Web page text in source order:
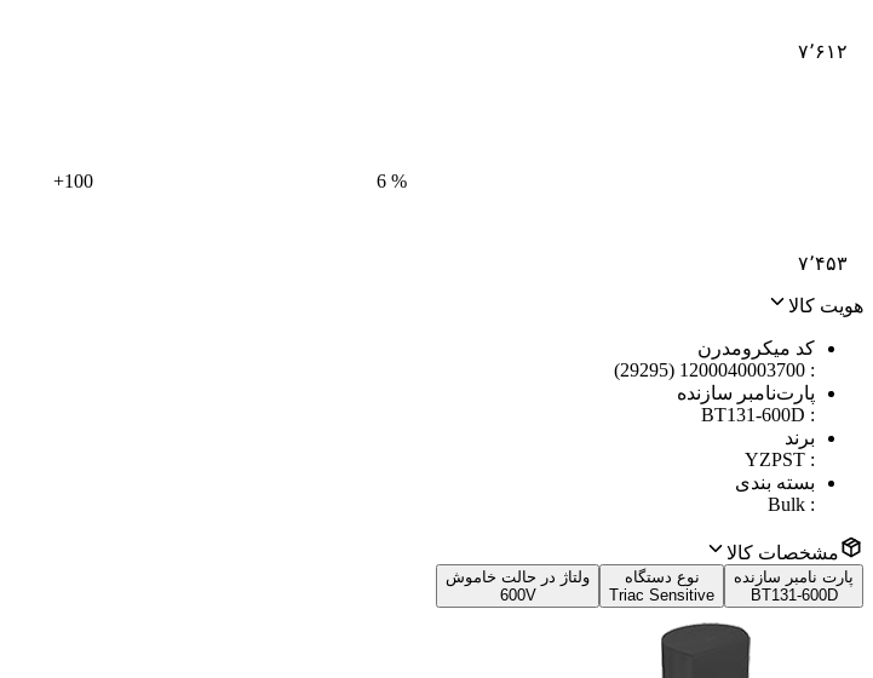
۷٬۶۱۲
۷٬۴۵۳
%
6
100
+
هویت کالا
کد میکرومدرن
:
1200040003700 (29295)
پارت‌نامبر سازنده
:
BT131-600D
برند
:
YZPST
بسته بندی
:
Bulk
مشخصات کالا
پارت نامبر سازنده
BT131-600D
نوع دستگاه
Triac Sensitive
ولتاژ در حالت خاموش
600V